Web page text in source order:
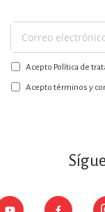
Suscríbase
a
nuestro
boletín:
Acepto Política de
Acepto términos y